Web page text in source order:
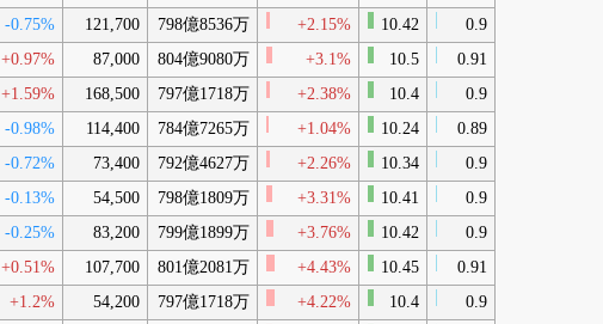
-0.75% 121,700 798億8536万 +2.15% 10.42
0.9
+0.97% 87,000 804億9080万 +3.1% 10.5
0.91
+1.59% 168,500 797億1718万 +2.38% 10.4
0.9
-0.98% 114,400 784億7265万 +1.04% 10.24
0.89
-0.72% 73,400 792億4627万 +2.26% 10.34
0.9
-0.13% 54,500 798億1809万 +3.31% 10.41
0.9
-0.25% 83,200 799億1899万 +3.76% 10.42
0.9
+0.51% 107,700 801億2081万 +4.43% 10.45
0.91
+1.2% 54,200 797億1718万 +4.22% 10.4
0.9